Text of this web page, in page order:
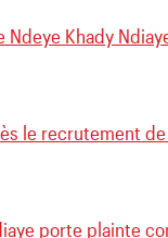
Ndeye Khady
le recrutement
porte plainte